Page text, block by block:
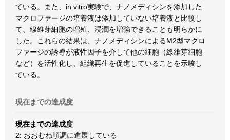
ている。また、in vitro実験で、ナノメディシンを添加した
マクロファージの培養液は添加していない培養液と比較し
て、線維芽細胞の増殖、浸潤を増強できることも明らかに
した。これらの結果は、ナノメディシンによるM2型マクロ
ファージの誘導が液性因子を介して他の細胞（線維芽細胞
など）を活性化し、組織再生を促進していることを示唆し
ている。
現在までの達成度
現在までの達成度
2: おおむね順調に進展している